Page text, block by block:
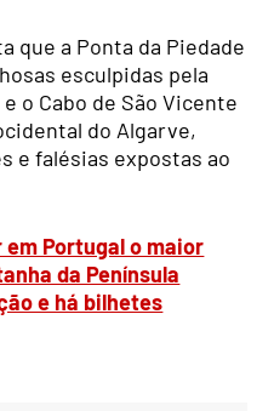
que a Ponta da Piedade
esculpidas pela
o Cabo de São Vicente
do Algarve,
e falésias expostas ao
em Portugal o maior
da Península
e há bilhetes